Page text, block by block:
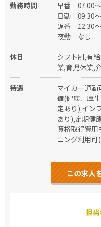
勤務時間 早番
07:00
日勤
09:30
遅番
12:30
夜勤
なし
休日
シフト制,有
業,育児休業,
待遇
マイカー通勤
備(健康、厚
定あり),イン
あり),定期健
資格取得費用
ニング利用可